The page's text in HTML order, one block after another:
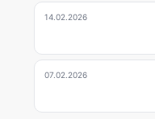
14.02.2026
07.02.2026